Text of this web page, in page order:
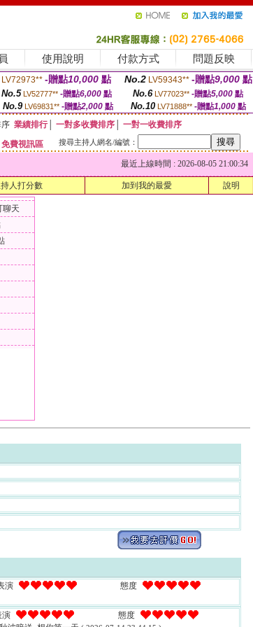
使用說明 付款方式 問題反映
LV72973** -贈點10,000 點 No.2 LV59343** -贈點9,000 點
No.5 LV52777** -贈點6,000點 No.6 LV77023** -贈點5,000點
No.9 LV69831** -贈點2,000點 No.10 LV71888** -贈點1,000 點
業績排行│ 一對多收費排序
一對一收費排序
免費視訊區 搜尋主持人網名/編號：
最近上線時間 : 2026-08-05 21:00:34
人打分數 加到我的最愛 說明
聊天
演 態度
演 態度